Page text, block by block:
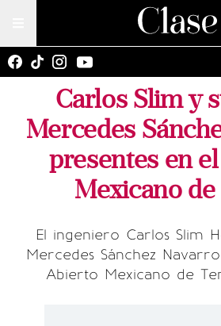
Carlos Slim y
Mercedes
presentes en
Mexicano de
El ingeniero Carlos Slim
Mercedes Sánchez
Abierto Mexicano de